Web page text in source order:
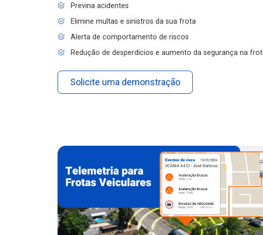
Elimine multas e sinistros da sua frota
Alerta de comportamento de riscos
Redução de desperdícios e aumento da segurança na frota
Solicite uma demonstração